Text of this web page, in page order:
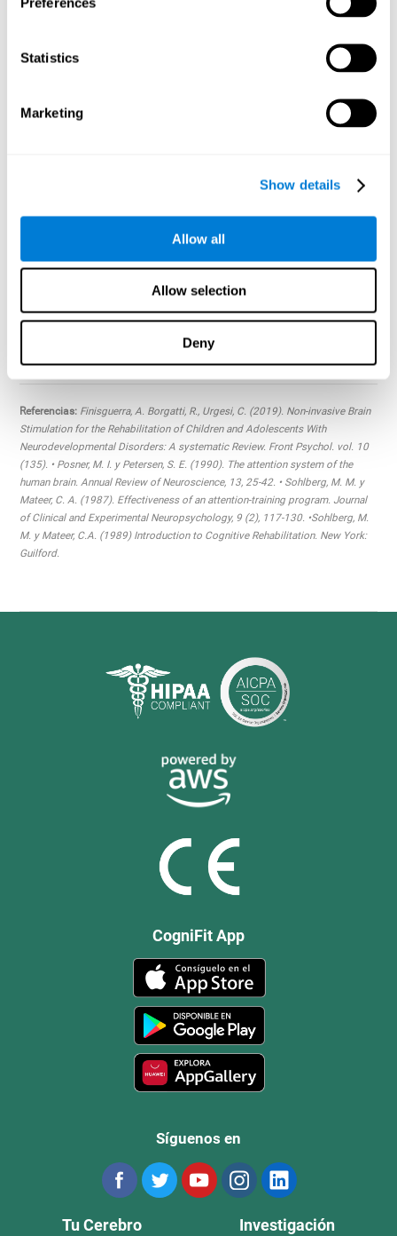
Statistics
Marketing
Show details
Allow all
Allow selection
Deny
varias ollas y cazuelas, mientras piensas en los invitados y
¿Para dirigir con éxito una reunión qué funciones
familiar es una tarea muy compleja, requiere que tu cerebro
active determinadas redes de conexiones neuronales y
relajación es algo natural, pero no podrías relajarte sin
algunas capacidades cognitivas fundamentales.
¿Conducir un coche? Incluso si eres un conductor
concentración y una amplia gama de habilidades cognitivas
¿Reunirse con un amigo? La vida sería muy solitaria sin las
habilidades cognitivas que nos permiten conocer y saludar a
Referencias: Finisguerra, A. Borgatti, R., Urgesi, C. (2019). Non-invasive Brain
Stimulation for the Rehabilitation of Children and Adolescents With
Neurodevelopmental Disorders: A systematic Review. Front Psychol. vol. 10
(135). • Posner, M. I. y Petersen, S. E. (1990). The attention system of the
human brain. Annual Review of Neuroscience, 13, 25-42. • Sohlberg, M. M. y
Mateer, C. A. (1987). Effectiveness of an attention-training program. Journal
of Clinical and Experimental Neuropsychology, 9 (2), 117-130. •Sohlberg, M.
M. y Mateer, C.A. (1989) Introduction to Cognitive Rehabilitation. New York:
Guilford.
CogniFit App
Síguenos en
Tu Cerebro Investigación